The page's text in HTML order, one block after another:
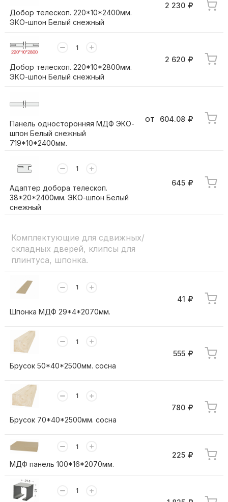
Добор телескоп. 220*10*2400мм.
ЭКО-шпон Белый снежный
2 230
Добор телескоп. 220*10*2800мм.
ЭКО-шпон Белый снежный
2 620
Панель односторонняя МДФ ЭКО-
шпон Белый снежный
719*10*2400мм.
от 604.08
Адаптер добора телескоп.
38*20*2400мм. ЭКО-шпон Белый
снежный
645
Комплектующие для сдвижных/
складных дверей, клипсы для
плинтуса, шпонка.
Шпонка МДФ 29*4*2070мм.
41
Брусок 50*40*2500мм. сосна
555
Брусок 70*40*2500мм. сосна
780
МДФ панель 100*16*2070мм.
225